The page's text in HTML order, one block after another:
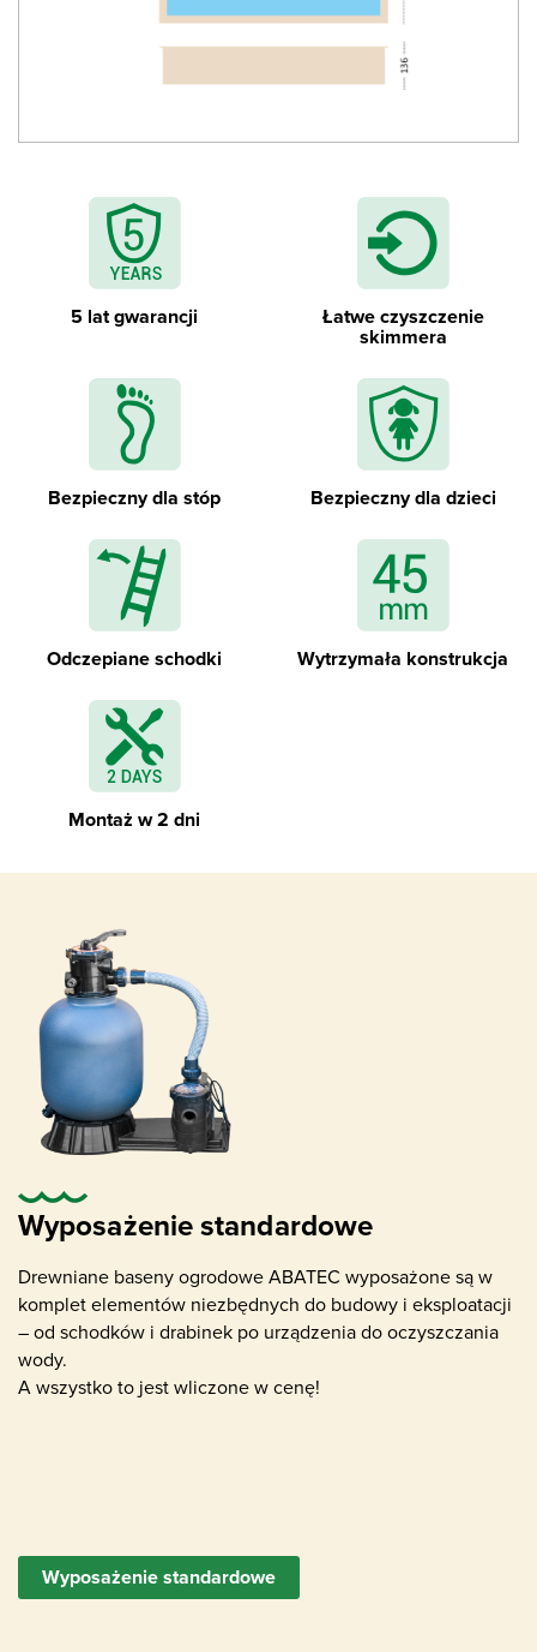
5 lat gwarancji
Łatwe czyszczenie
skimmera
Bezpieczny dla stóp Bezpieczny dla dzieci
Odczepiane schodki Wytrzymała konstrukcja
Montaż w 2 dni
Wyposażenie standardowe
Drewniane baseny ogrodowe ABATEC wyposażone są w
komplet elementów niezbędnych do budowy i eksploatacji
– od schodków i drabinek po urządzenia do oczyszczania
wody.
A wszystko to jest wliczone w cenę!
Wyposażenie standardowe
Drabinka wewnętrzna ze stali nierdzewnej
Zdejmowane schodki zewnętrzne
Geowłóknina izolująca ścianki i dno basenu
Specjalistyczna folia basenowa - liner - z
odpowiednia dla rozmiaru basenu